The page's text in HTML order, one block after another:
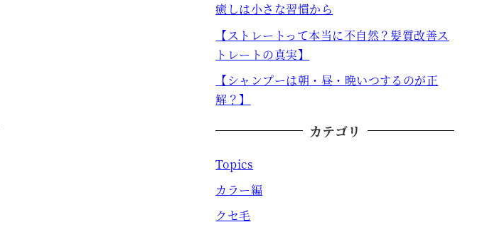
癒しは小さな習慣から
【ストレートって本当に不自然？髪質改善ス
トレートの真実】
【シャンプーは朝・昼・晩いつするのが正
解？】
カテゴリ
Topics
カラー編
クセ毛